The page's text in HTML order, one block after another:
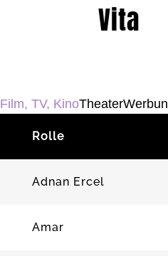
Vita
Film, TV, KinoTheater
Rolle
Adnan Ercel
Amar